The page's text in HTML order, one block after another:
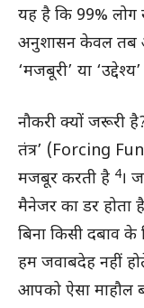
यह है कि 99% लोग
अनुशासन केवल तब
‘मजबूरी’ या ‘उद्देश्य’
नौकरी क्यों जरूरी
तंत्र’ (Forcing
मजबूर करती है 4।
मैनेजर का डर होता
बिना किसी दबाव
हम जवाबदेह नहीं
आपको ऐसा माहौल